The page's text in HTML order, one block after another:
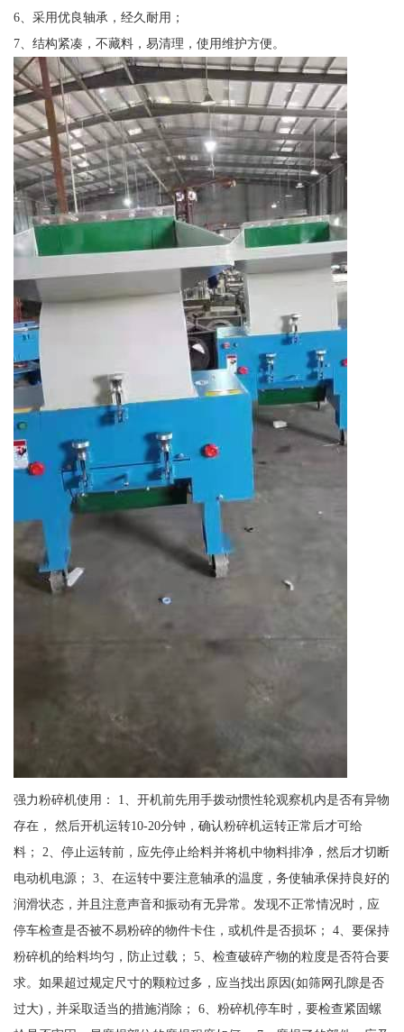
6、采用优良轴承，经久耐用；
7、结构紧凑，不藏料，易清理，使用维护方便。
强力粉碎机使用： 1、开机前先用手拨动惯性轮观察机内是否有异物
存在， 然后开机运转10-20分钟，确认粉碎机运转正常后才可给
料； 2、停止运转前，应先停止给料并将机中物料排净，然后才切断
电动机电源； 3、在运转中要注意轴承的温度，务使轴承保持良好的
润滑状态，并且注意声音和振动有无异常。发现不正常情况时，应
停车检查是否被不易粉碎的物件卡住，或机件是否损坏； 4、要保持
粉碎机的给料均匀，防止过载； 5、检查破碎产物的粒度是否符合要
求。如果超过规定尺寸的颗粒过多，应当找出原因(如筛网孔隙是否
过大)，并采取适当的措施消除； 6、粉碎机停车时，要检查紧固螺